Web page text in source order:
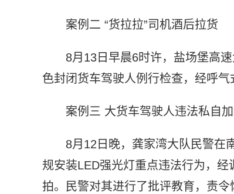
案例二 “货拉拉”司机酒后拉货
8月13日早晨6时许，盐场堡高
色封闭货车驾驶人例行检查，经呼
案例三 大货车驾驶人违法私自
8月12日晚，龚家湾大队民警在
规安装LED强光灯重点违法行为，
拍。民警对其进行了批评教育，责令